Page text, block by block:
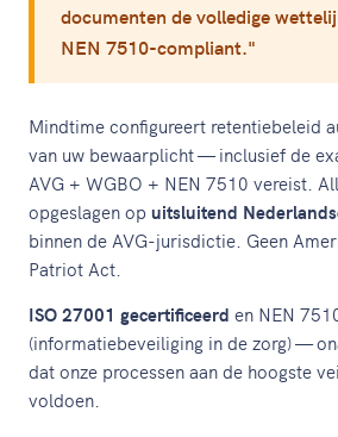
documenten de volledige
NEN 7510-compliant."
Mindtime configureert retentiebeleid
van uw bewaarplicht — inclusief de
AVG + WGBO + NEN 7510 vereist.
opgeslagen op uitsluitend
binnen de AVG-jurisdictie. Geen
Patriot Act.
ISO 27001 gecertificeerd en NEN
(informatiebeveiliging in de zorg) —
dat onze processen aan de hoogste
voldoen.